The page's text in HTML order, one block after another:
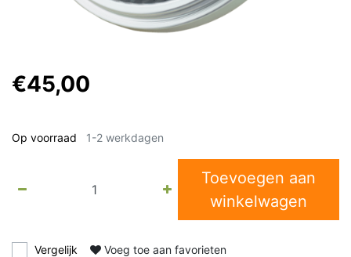
€45,00
Op voorraad 1-2 werkdagen
Toevoegen aan
winkelwagen
Vergelijk Voeg toe aan favorieten